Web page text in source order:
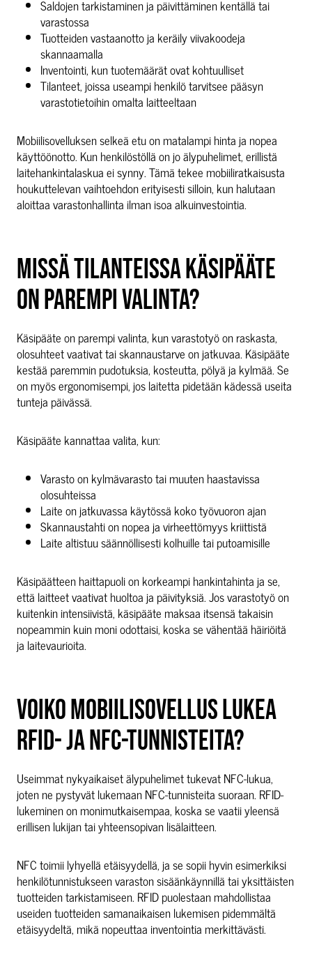
Saldojen tarkistaminen ja päivittäminen kentällä tai
varastossa
Tuotteiden vastaanotto ja keräily viivakoodeja
skannaamalla
Inventointi, kun tuotemäärät ovat kohtuulliset
Tilanteet, joissa useampi henkilö tarvitsee pääsyn
varastotietoihin omalta laitteeltaan
Mobiilisovelluksen selkeä etu on matalampi hinta ja nopea
käyttöönotto. Kun henkilöstöllä on jo älypuhelimet, erillistä
laitehankintalaskua ei synny. Tämä tekee mobiiliratkaisusta
houkuttelevan vaihtoehdon erityisesti silloin, kun halutaan
aloittaa varastonhallinta ilman isoa alkuinvestointia.
MISSÄ TILANTEISSA KÄSIPÄÄTE
ON PAREMPI VALINTA?
Käsipääte on parempi valinta, kun varastotyö on raskasta,
olosuhteet vaativat tai skannaustarve on jatkuvaa. Käsipääte
kestää paremmin pudotuksia, kosteutta, pölyä ja kylmää. Se
on myös ergonomisempi, jos laitetta pidetään kädessä useita
tunteja päivässä.
Käsipääte kannattaa valita, kun:
Varasto on kylmävarasto tai muuten haastavissa
olosuhteissa
Laite on jatkuvassa käytössä koko työvuoron ajan
Skannaustahti on nopea ja virheettömyys kriittistä
Laite altistuu säännöllisesti kolhuille tai putoamisille
Käsipäätteen haittapuoli on korkeampi hankintahinta ja se,
että laitteet vaativat huoltoa ja päivityksiä. Jos varastotyö on
kuitenkin intensiivistä, käsipääte maksaa itsensä takaisin
nopeammin kuin moni odottaisi, koska se vähentää häiriöitä
ja laitevaurioita.
VOIKO MOBIILISOVELLUS LUKEA
RFID- JA NFC-TUNNISTEITA?
Useimmat nykyaikaiset älypuhelimet tukevat NFC-lukua,
joten ne pystyvät lukemaan NFC-tunnisteita suoraan. RFID-
lukeminen on monimutkaisempaa, koska se vaatii yleensä
erillisen lukijan tai yhteensopivan lisälaitteen.
NFC toimii lyhyellä etäisyydellä, ja se sopii hyvin esimerkiksi
henkilötunnistukseen varaston sisäänkäynnillä tai yksittäisten
tuotteiden tarkistamiseen. RFID puolestaan mahdollistaa
useiden tuotteiden samanaikaisen lukemisen pidemmältä
etäisyydeltä, mikä nopeuttaa inventointia merkittävästi.